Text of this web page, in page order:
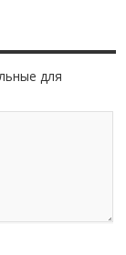
для